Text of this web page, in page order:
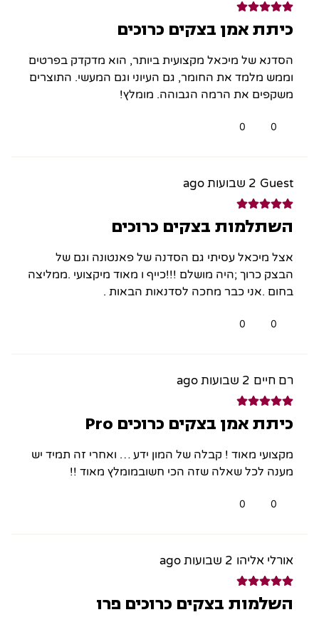
כיתת אמן בצקים כרוכים
הסדנא של מיכאל מקצועית ביותר, הוא מדקדק בפרטים
וממש מלמד את החומר, גם העיוני וגם המעשי. התוצרים
משקפים את הרמה הגבוהה. מומלץ!
0
0
Guest 2 שבועות ago
השתלמות בצקים כרוכים
אצל מיכאל עסיתי גם הסדנה של פאנטונה וגם של
הבצק כרוך ;היה מושלם !!!כייף ו מאוד מיקצועי .ממליצה
בחום .אני כבר מחכה לסדנאות הבאות .
0
0
רם חיים 2 שבועות ago
כיתת אמן בצקים כרוכים Pro
מקצועי מאוד ! קבלה של המון ידע … ואחרי זה תמיד יש
מענה לכל שאלה שזה הכי חשובמומלץ מאוד !!
0
0
אורלי אליהו 2 שבועות ago
השלמות בצקים כרוכים פרו